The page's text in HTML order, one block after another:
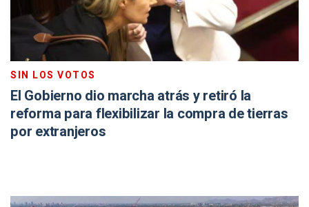
SIN LOS VOTOS
El Gobierno dio marcha atrás y retiró la
reforma para flexibilizar la compra de tierras
por extranjeros